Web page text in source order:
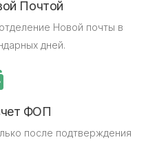
Почтой
Новой почты в
дней.
ФОП
после подтверждения